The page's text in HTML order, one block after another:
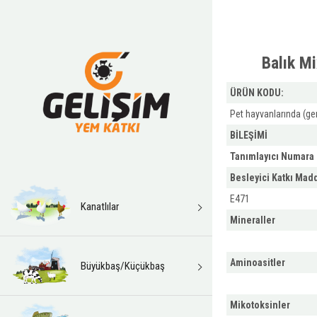
Kanatlılar
Büyükbaş/Küçükbaş
Balık
ÜRÜN KODU:
Pet hayvanlarında
BİLEŞİMİ
Tanımlayıcı Numara
Besleyici Katkı
E471
Mineraller
Aminoasitler
Mikotoksinler